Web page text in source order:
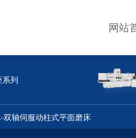
网站
系列
双轴伺服动柱式平面磨床
牛头式系列平面磨床